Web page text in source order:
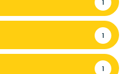
1
1
1